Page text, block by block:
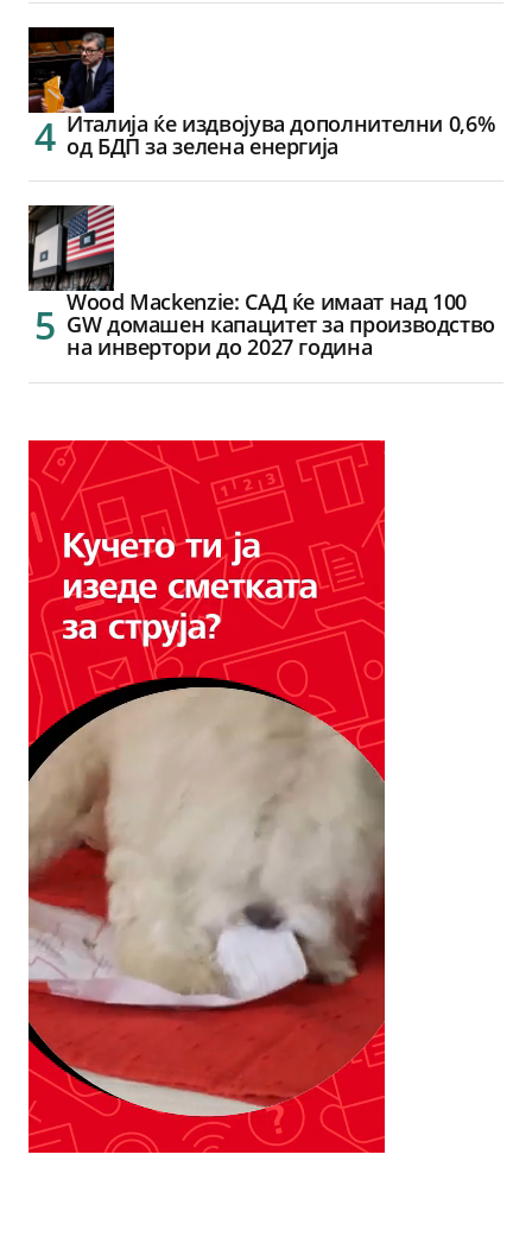
Италија ќе издвојува дополнителни 0,6%
од БДП за зелена енергија
Wood Mackenzie: САД ќе имаат над 100
GW домашен капацитет за производство
на инвертори до 2027 година